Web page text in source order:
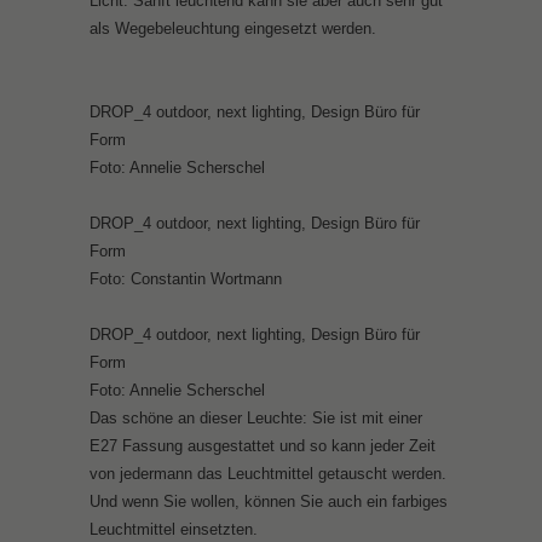
als Wegebeleuchtung eingesetzt werden.
DROP_4 outdoor, next lighting, Design Büro für
Form
Foto: Annelie Scherschel
DROP_4 outdoor, next lighting, Design Büro für
Form
Foto: Constantin Wortmann
DROP_4 outdoor, next lighting, Design Büro für
Form
Foto: Annelie Scherschel
Das schöne an dieser Leuchte: Sie ist mit einer
E27 Fassung ausgestattet und so kann jeder Zeit
von jedermann das Leuchtmittel getauscht werden.
Und wenn Sie wollen, können Sie auch ein farbiges
Leuchtmittel einsetzten.